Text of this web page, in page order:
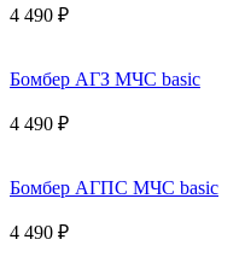
4 490 ₽
Бомбер АГЗ МЧС basic
4 490 ₽
Бомбер АГПС МЧС basic
4 490 ₽